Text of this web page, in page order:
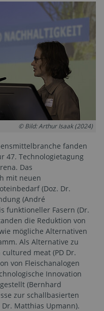
© Bild: Arthur Isaak (2024)
fanden
47. Technologietagung
Das
mit neuen
(Doz. Dr.
(André
funktioneller Fasern (Dr.
die Reduktion von
mögliche Alternativen
Als Alternative zu
meat (PD Dr.
von Fleischanalogen
Innovation
(Bernhard
zur schallbasierten
Matthias Upmann).